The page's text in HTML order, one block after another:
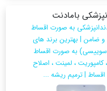
بامادنت
به صورت اقساط
و ضامن | بهترین برند های
سوییسی) به صورت اقساط
کامپوریت ، لمینت ، اصلاح
| ترمیم ریشه ...